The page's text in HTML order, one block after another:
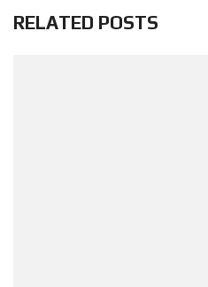
RELATED POSTS